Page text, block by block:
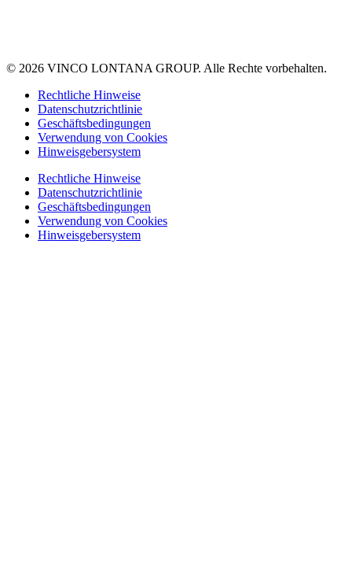
© 2026 VINCO LONTANA GROUP. Alle Rechte vorbehalten.
Rechtliche Hinweise
Datenschutzrichtlinie
Geschäftsbedingungen
Verwendung von Cookies
Hinweisgebersystem
Rechtliche Hinweise
Datenschutzrichtlinie
Geschäftsbedingungen
Verwendung von Cookies
Hinweisgebersystem